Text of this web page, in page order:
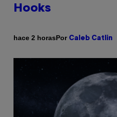
Hooks
hace 2 horasPor Caleb Catlin